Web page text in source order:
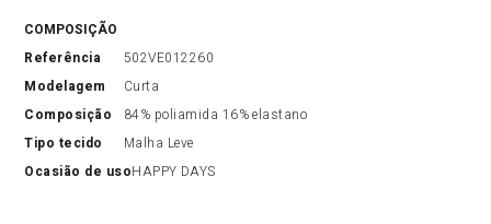
COMPOSIÇÃO
referência
502VE012260
modelagem
Curta
composição
84% poliamida 16% elastano
tipo tecido
Malha Leve
ocasião de usoHAPPY DAYS